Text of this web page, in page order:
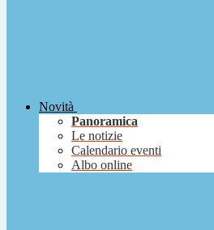
Novità
Panoramica
Le notizie
Calendario eventi
Albo online